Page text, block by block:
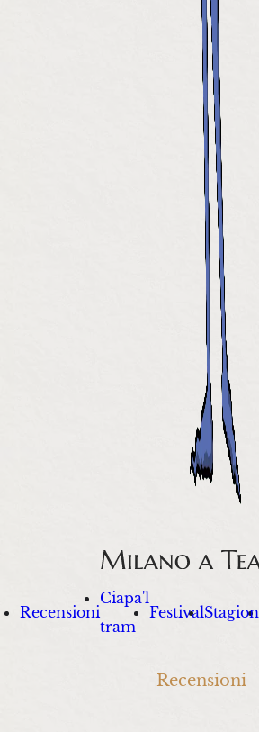
Recensioni
Ciapa'l
tram
Festival
Recensioni